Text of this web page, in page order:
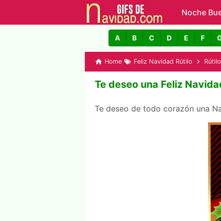
Noche
GIFs de
A B C D E F
Home Feliz Navidad Rútilo Rútilo
Te deseo una Feliz
Te deseo de todo corazón una